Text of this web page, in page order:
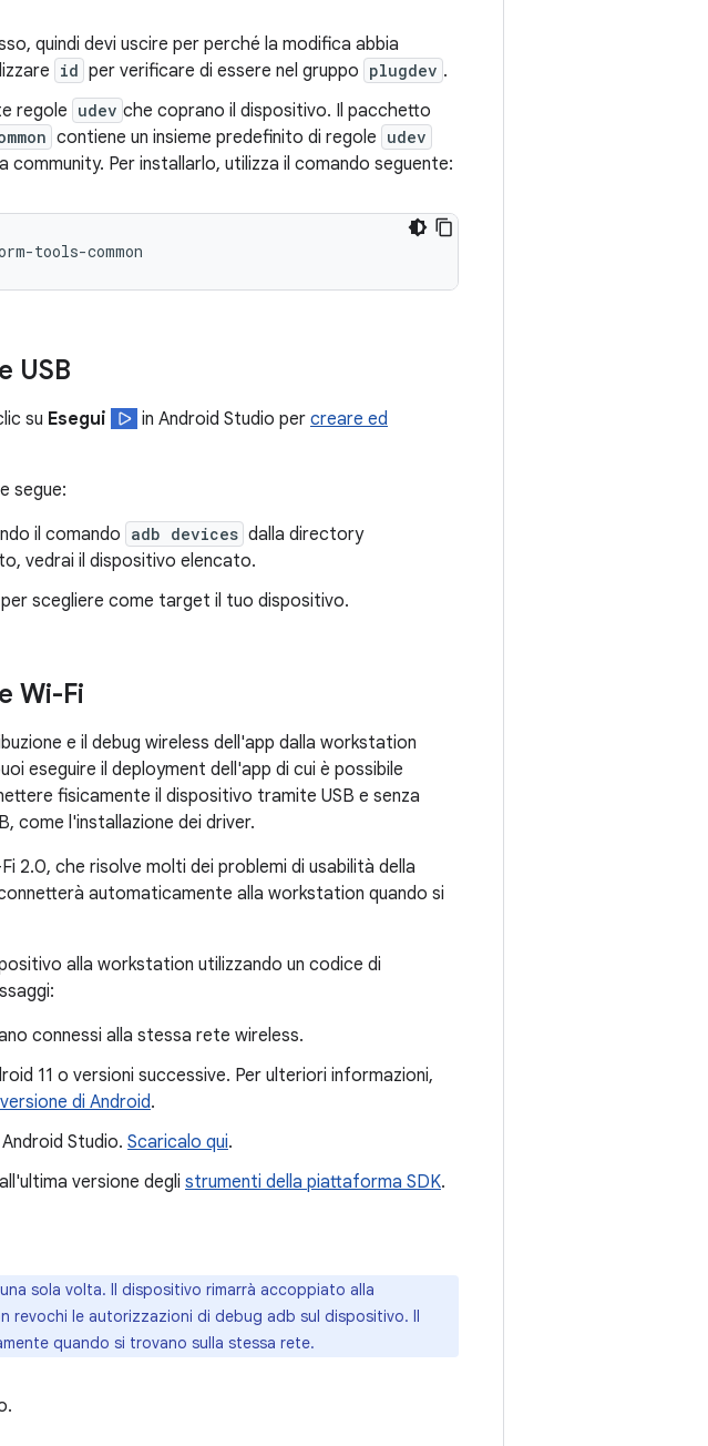
quindi devi uscire per perché la modifica abbia
id per verificare di essere nel gruppo plugdev .
regole udev che coprano il dispositivo. Il pacchetto
contiene un insieme predefinito di regole udev
Per installarlo, utilizza il comando seguente:
USB
su Esegui in Android Studio per creare ed
segue:
il comando adb devices dalla directory
vedrai il dispositivo elencato.
per scegliere come target il tuo dispositivo.
Wi-Fi
e il debug wireless dell'app dalla workstation
eseguire il deployment dell'app di cui è possibile
fisicamente il dispositivo tramite USB e senza
come l'installazione dei driver.
2.0, che risolve molti dei problemi di usabilità della
automaticamente alla workstation quando si
alla workstation utilizzando un codice di
connessi alla stessa rete wireless.
11 o versioni successive. Per ulteriori informazioni,
di Android.
Studio. Scaricalo qui.
versione degli strumenti della piattaforma SDK.
sola volta. Il dispositivo rimarrà accoppiato alla
revochi le autorizzazioni di debug adb sul dispositivo. Il
quando si trovano sulla stessa rete.